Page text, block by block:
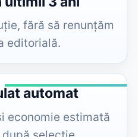
fără să renunțăm
editorială.
automat
economie estimată